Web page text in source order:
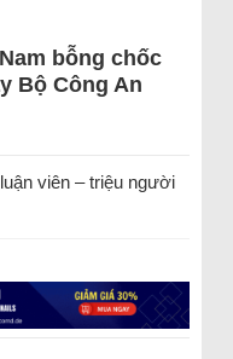
bỗng chốc
Bộ Công An
viên – triệu người